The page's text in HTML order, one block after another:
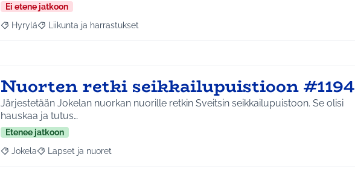
Ei etene jatkoon
Rajaa tulokset aihepiirin mukaan: Hyrylä
Hyrylä Rajaa tulokset teeman mukaan: Liikunta ja harrastukset
Liikunta ja harrastukset
Nuorten retki seikkailupuistioon #1194
Järjestetään Jokelan nuorkan nuorille retkin Sveitsin seikkailupuistoon. Se olisi
hauskaa ja tutus…
Etenee jatkoon
Rajaa tulokset aihepiirin mukaan: Jokela
Jokela Rajaa tulokset teeman mukaan: Lapset ja nuoret
Lapset ja nuoret